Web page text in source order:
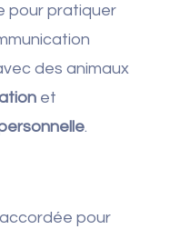
pour pratiquer
des animaux
et
.
pour